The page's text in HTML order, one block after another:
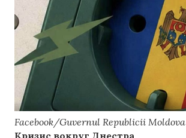
Facebook/Guvernul Republicii Moldova